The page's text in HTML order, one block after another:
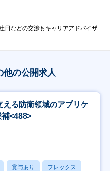
日などの交渉もキャリアアドバイザ
他の公開求人
える防衛領域のアプリケ
<488>
賞与あり フレックス